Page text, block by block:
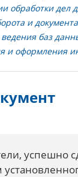
обработки дел
и
баз
и оформления
успешно